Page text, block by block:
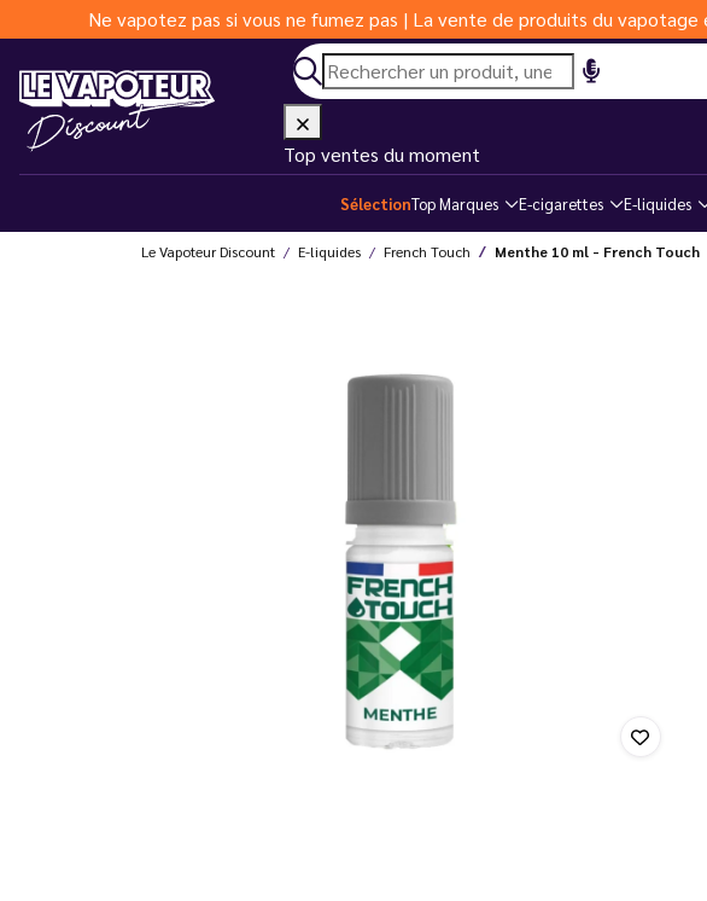
Ne vapotez pas si vous ne fumez pas | La vente de produits du
Top ventes du moment
SélectionTop Marques E-cigarettes E-liquides
Le Vapoteur Discount E-liquides French Touch Menthe 10 ml - French Touch